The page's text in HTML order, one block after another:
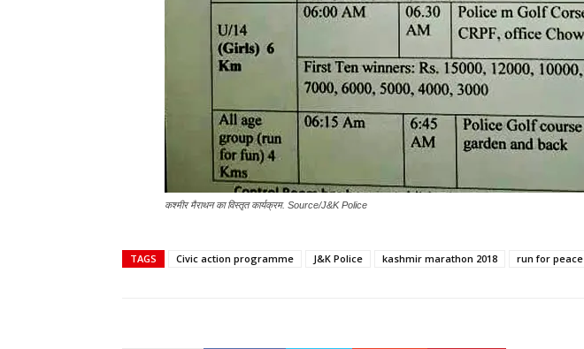
कश्मीर मैराथन का विस्तृत कार्यक्रम. Source/J&K Police
TAGS Civic action programme J&K Police kashmir marathon 2018 run for peace